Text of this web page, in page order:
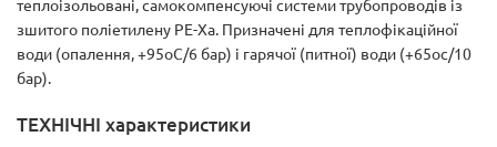
теплоізольовані, самокомпенсуючі системи трубопроводів із
зшитого поліетилену РЕ-Ха. Призначені для теплофікаційної
води (опалення, +95оС/6 бар) і гарячої (питної) води (+65ос/10
бар).
ТЕХНІЧНІ характеристики